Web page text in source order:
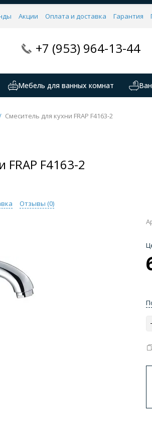
Акции Оплата и доставка Гарантия
+7 (953) 964-13-44
Мебель для ванных комнат
Смеситель для кухни FRAP F4163-2
FRAP F4163-2
Отзывы (0)